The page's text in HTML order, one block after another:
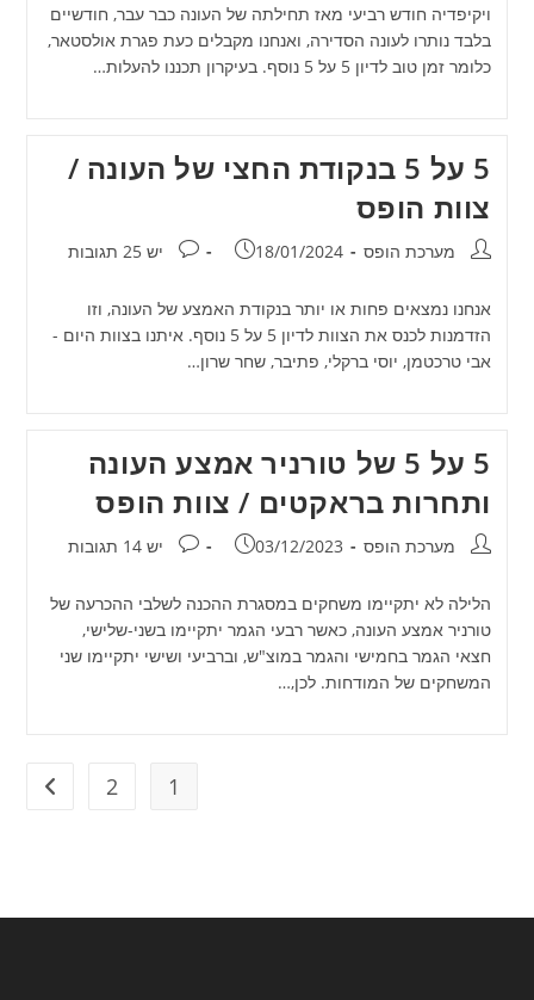
ויקיפדיה חודש רביעי מאז תחילתה של העונה כבר עבר, חודשיים
בלבד נותרו לעונה הסדירה, ואנחנו מקבלים כעת פגרת אולסטאר,
כלומר זמן טוב לדיון 5 על 5 נוסף. בעיקרון תכננו להעלות…
5 על 5 בנקודת החצי של העונה /
צוות הופס
מחבר:מערכת הופס פורסם:
18/01/2024 תגובות:
יש 25 תגובות
אנחנו נמצאים פחות או יותר בנקודת האמצע של העונה, וזו
הזדמנות לכנס את הצוות לדיון 5 על 5 נוסף. איתנו בצוות היום -
אבי טרכטמן, יוסי ברקלי, פתיבר, שחר שרון…
5 על 5 של טורניר אמצע העונה
ותחרות בראקטים / צוות הופס
מחבר:מערכת הופס פורסם:
03/12/2023 תגובות:
יש 14 תגובות
הלילה לא יתקיימו משחקים במסגרת ההכנה לשלבי ההכרעה של
טורניר אמצע העונה, כאשר רבעי הגמר יתקיימו בשני-שלישי,
חצאי הגמר בחמישי והגמר במוצ"ש, וברביעי ושישי יתקיימו שני
המשחקים של המודחות. לכן,…
1
2 מעבר